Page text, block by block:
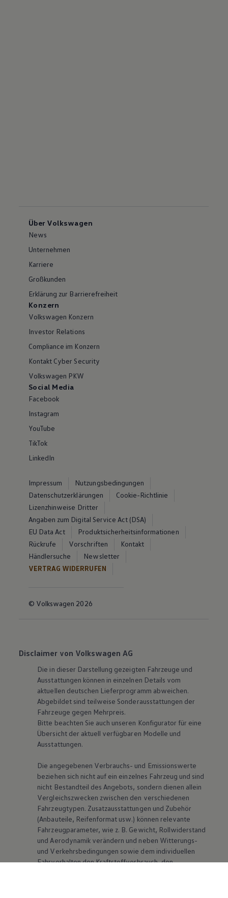
Über Volkswagen
News
Unternehmen
Karriere
Großkunden
Erklärung zur Barrierefreiheit
Konzern
Volkswagen Konzern
Investor Relations
Compliance im Konzern
Kontakt Cyber Security
Volkswagen PKW
Social Media
Facebook
Instagram
YouTube
TikTok
LinkedIn
Impressum
Nutzungsbedingungen
Datenschutzerklärungen
Cookie-Richtlinie
Lizenzhinweise Dritter
Angaben zum Digital Service Act (DSA)
EU Data Act
Produktsicherheitsinformationen
Rückrufe
Vorschriften
Kontakt
Händlersuche
Newsletter
VERTRAG WIDERRUFEN
© Volkswagen 2026
Disclaimer von Volkswagen AG
Die in dieser Darstellung gezeigten Fahrzeuge und
Ausstattungen können in einzelnen Details vom
aktuellen deutschen Lieferprogramm abweichen.
Abgebildet sind teilweise Sonderausstattungen der
Fahrzeuge gegen Mehrpreis.
Bitte beachten Sie auch unseren Konfigurator für eine
Übersicht der aktuell verfügbaren Modelle und
Ausstattungen.
Die angegebenen Verbrauchs- und Emissionswerte
beziehen sich nicht auf ein einzelnes Fahrzeug und sind
nicht Bestandteil des Angebots, sondern dienen allein
Vergleichszwecken zwischen den verschiedenen
Fahrzeugtypen. Zusatzausstattungen und Zubehör
(Anbauteile, Reifenformat usw.) können relevante
Fahrzeugparameter, wie z. B. Gewicht, Rollwiderstand
und Aerodynamik verändern und neben Witterungs-
und Verkehrsbedingungen sowie dem individuellen
Fahrverhalten den Kraftstoffverbrauch, den